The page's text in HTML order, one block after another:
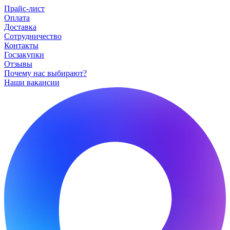
Прайс-лист
Оплата
Доставка
Сотрудничество
Контакты
Госзакупки
Отзывы
Почему нас выбирают?
Наши вакансии